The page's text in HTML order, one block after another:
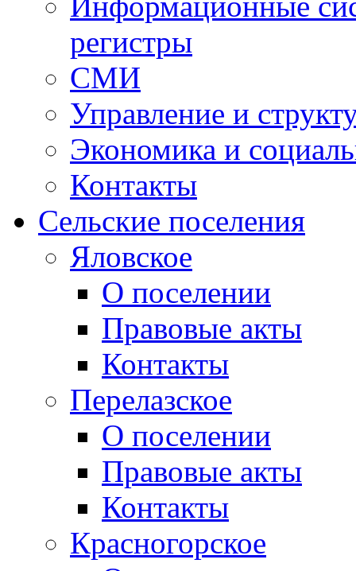
регистры
СМИ
Управление и
Экономика и
Контакты
Сельские поселения
Яловское
О поселении
Правовые акты
Контакты
Перелазское
О поселении
Правовые акты
Контакты
Красногорское